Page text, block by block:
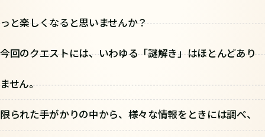
っと楽しくなると思いませんか？
今回のクエストには、いわゆる「謎解き」はほとんどあり
ません。
限られた手がかりの中から、様々な情報をときには調べ、